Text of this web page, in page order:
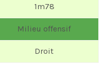
1m78
Milieu offensif
Droit